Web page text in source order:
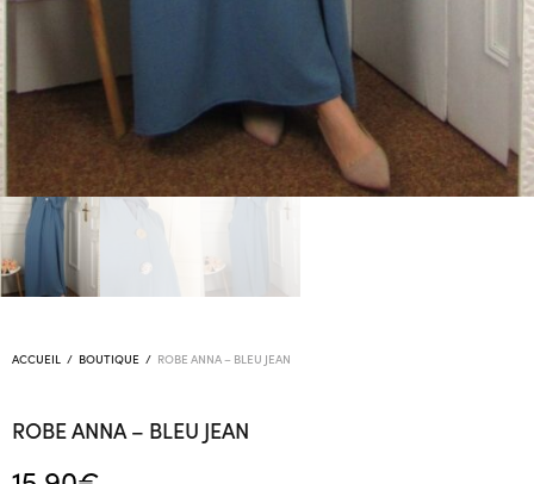
ACCUEIL / BOUTIQUE / ROBE ANNA – BLEU JEAN
ROBE ANNA – BLEU JEAN